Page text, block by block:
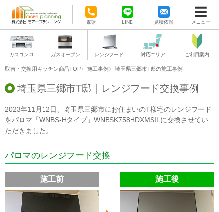
電話 LINE 見積依頼 メニュー
ガスコンロ ガスオーブン レンジフード 対応エリア ご利用案内
取替・交換用キッチン商品TOP 施工事例 埼玉県三郷市T邸の施工事例
埼玉県三郷市T邸｜レンジフード交換事例
2023年11月12日、埼玉県三郷市にお住まいのT様宅のレンジフード
をパロマ「WNBS-Hタイプ」WNBSK758HDXMSILに交換させてい
ただきました。
パロマのレンジフード交換
施工前 施工後